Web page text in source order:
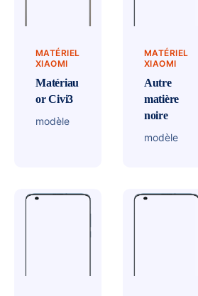
MATÉRIEL
XIAOMI
Matériau
or Civi3
modèle
MATÉRIEL
XIAOMI
Autre
matière
noire
modèle